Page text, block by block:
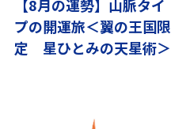
【8月の運勢】山脈タイ
プの開運旅＜翼の王国限
定 星ひとみの天星術＞